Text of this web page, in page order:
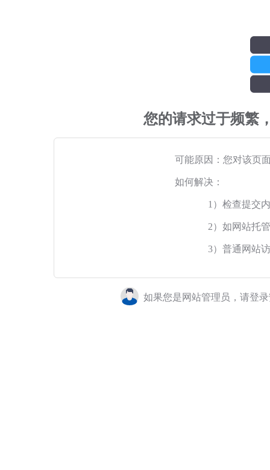
您的请求过于频繁
可能原因：您对该页
如何解决：
1）检查提交
2）如网站托
3）普通网站
如果您是网站管理员，请登